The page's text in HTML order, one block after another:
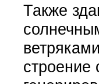
Также
строение